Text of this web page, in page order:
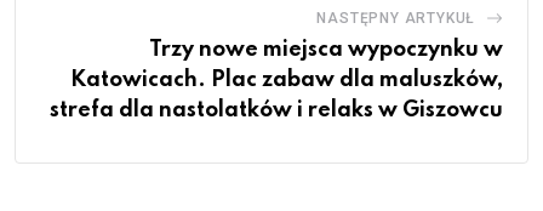
NASTĘPNY ARTYKUŁ
Trzy nowe miejsca wypoczynku w
Katowicach. Plac zabaw dla maluszków,
strefa dla nastolatków i relaks w Giszowcu